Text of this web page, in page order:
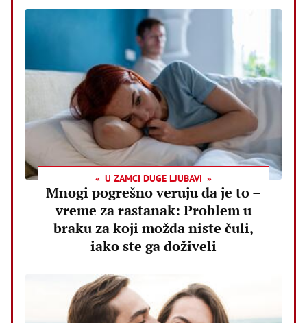
U ZAMCI DUGE LJUBAVI
Mnogi pogrešno veruju da je to –
vreme za rastanak: Problem u
braku za koji možda niste čuli,
iako ste ga doživeli